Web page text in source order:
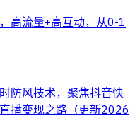
高流量+高互动，从0-1
防风技术，聚焦抖音快
播变现之路（更新2026